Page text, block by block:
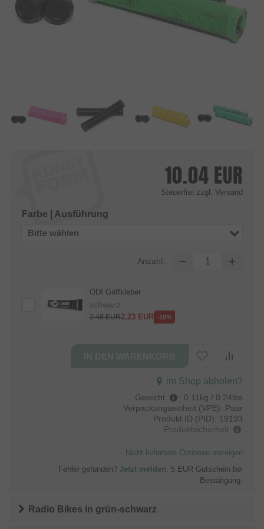
10.04 EUR
Steuerfrei zzgl. Versand
Farbe | Ausführung
Bitte wählen
Anzahl:
ODI Griffkleber
schwarz
2.48EUR2.23 EUR -10%
im Shop abholen?
Gewicht : 0.11kg / 0.24lbs
Verpackungseinheit (VPE): Paar
Produkt ID (PID): 19193
Produktsicherheit
Nicht lieferbare Optionen anzeigen
Fehler gefunden? Jetzt melden . 5 EUR Gutschein bei
Bestätigung.
Radio Bikes in grün-schwarz